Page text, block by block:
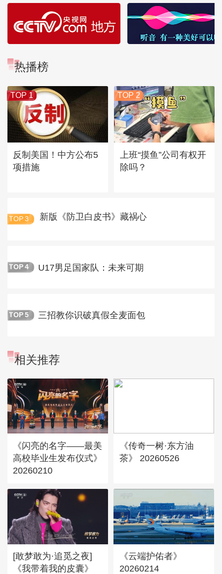
热播榜
TOP 1
反制美国！中方公布5
项措施
TOP 2
上班“摸鱼”公司有权开
除吗？
TOP 3 新版《防卫白皮书》藏祸心
TOP 4 U17男足国家队：未来可期
TOP 5 三招教你识破真假全麦面包
相关推荐
《闪亮的名字——最美
高校毕业生发布仪式》
20260210
《传奇一树·东方油
茶》 20260526
[敢梦敢为·追觅之夜]
《我带着我的皮囊》
《云端护佑者》
20260214